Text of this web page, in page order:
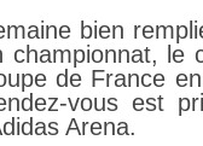
bien
championnat, le
de France
vous est
Arena.